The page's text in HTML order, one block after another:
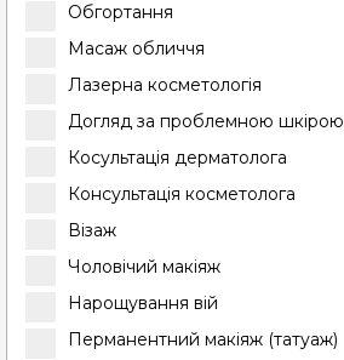
Обгортання
Масаж обличчя
Лазерна косметологія
Догляд за проблемною шкірою
Косультація дерматолога
Консультація косметолога
Візаж
Чоловічий макіяж
Нарощування вій
Перманентний макіяж (татуаж)